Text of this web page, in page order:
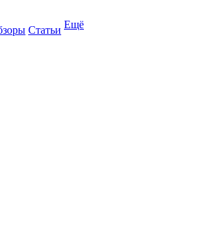
Статьи Ещё